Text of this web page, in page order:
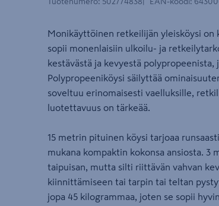
Monikäyttöinen retkeilijän yleisköysi on
sopii monenlaisiin ulkoilu- ja
kestävästä ja kevyestä polypropeenista,
Polypropeeniköysi säilyttää
soveltuu erinomaisesti vaelluksille,
luotettavuus on tärkeää.
15 metrin pituinen köysi tarjoaa
mukana kompaktin kokonsa ansiosta. 3
taipuisan, mutta silti riittävän vahvan
kiinnittämiseen tai tarpin tai teltan
jopa 45 kilogrammaa, joten se sopii